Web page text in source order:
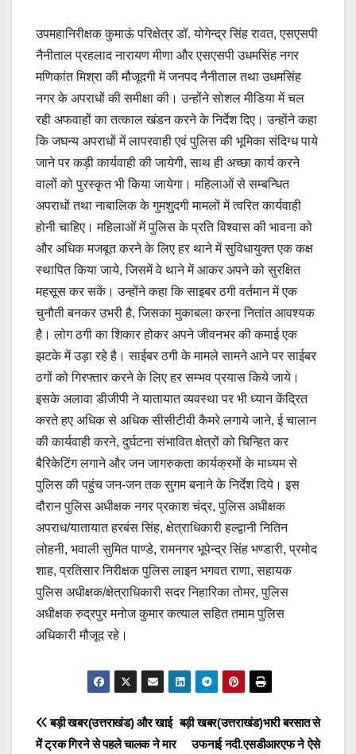
उपमहानिरीक्षक कुमाऊं परिक्षेत्र डॉ. योगेन्द्र सिंह रावत, एसएसपी
नैनीताल प्रहलाद नारायण मीणा और एसएसपी उधमसिंह नगर
मणिकांत मिश्रा की मौजूदगी में जनपद नैनीताल तथा उधमसिंह
नगर के अपराधों की समीक्षा की। उन्होंने सोशल मीडिया में चल
रही अफवाहों का तत्काल खंडन करने के निर्देश दिए। उन्होंने कहा
कि जघन्य अपराधों में लापरवाही एवं पुलिस की भूमिका संदिग्ध पाये
जाने पर कड़ी कार्यवाही की जायेगी, साथ ही अच्छा कार्य करने
वालों को पुरस्कृत भी किया जायेगा। महिलाओं से सम्बन्धित
अपराधों तथा नाबालिक के गुमशुदगी मामलों में त्वरित कार्यवाही
होनी चाहिए। महिलाओं में पुलिस के प्रति विश्वास की भावना को
और अधिक मजबूत करने के लिए हर थाने में सुविधायुक्त एक कक्ष
स्थापित किया जाये, जिसमें वे थाने में आकर अपने को सुरक्षित
महसूस कर सकें। उन्होंने कहा कि साइबर ठगी वर्तमान में एक
चुनौती बनकर उभरी है, जिसका मुकाबला करना नितांत आवश्यक
है। लोग ठगी का शिकार होकर अपने जीवनभर की कमाई एक
झटके में उड़ा रहे है। साईबर ठगी के मामले सामने आने पर साईबर
ठगों को गिरफ्तार करने के लिए हर सम्भव प्रयास किये जाये।
इसके अलावा डीजीपी ने यातायात व्यवस्था पर भी ध्यान केंद्रित
करते हए अधिक से अधिक सीसीटीवी कैमरे लगाये जाने, ई चालान
की कार्यवाही करने, दुर्घटना संभावित क्षेत्रों को चिन्हित कर
बैरिकेटिंग लगाने और जन जागरुकता कार्यक्रमों के माध्यम से
पुलिस की पहुंच जन-जन तक सुगम बनाने के निर्देश दिये। इस
दौरान पुलिस अधीक्षक नगर प्रकाश चंद्र, पुलिस अधीक्षक
अपराध/यातायात हरबंस सिंह, क्षेत्राधिकारी हल्द्वानी नितिन
लोहनी, भवाली सुमित पाण्डे, रामनगर भूपेन्द्र सिंह भण्डारी, प्रमोद
शाह, प्रतिसार निरीक्षक पुलिस लाइन भगवत राणा, सहायक
पुलिस अधीक्षक/क्षेत्राधिकारी सदर निहारिका तोमर, पुलिस
अधीक्षक रुद्रपुर मनोज कुमार कत्याल सहित तमाम पुलिस
अधिकारी मौजूद रहे।
Post
बड़ी खबर(उत्तराखंड)भारी बरसात से
उफनाई नदी.एसडीआरएफ ने ऐसे
बड़ी खबर(उत्तराखंड) और खाई
में ट्रक गिरने से पहले चालक ने मार